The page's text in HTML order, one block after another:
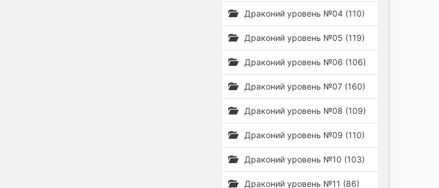
Драконий уровень №04 (110)
Драконий уровень №05 (119)
Драконий уровень №06 (106)
Драконий уровень №07 (160)
Драконий уровень №08 (109)
Драконий уровень №09 (110)
Драконий уровень №10 (103)
Драконий уровень №11 (86)